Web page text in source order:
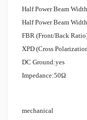
Half Power Beam
Half Power Beam
FBR (Front/Back
XPD (Cross
DC Ground:yes
Impedance:50Ω
mechanical